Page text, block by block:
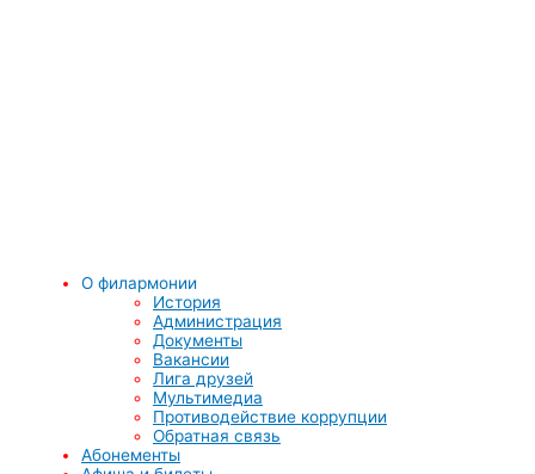
О филармонии
История
Администрация
Документы
Вакансии
Лига друзей
Мультимедиа
Противодействие коррупции
Обратная связь
Абонементы